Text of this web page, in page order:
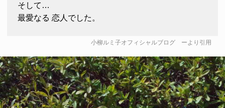
そして…
最愛なる 恋人でした。
小柳ルミ子オフィシャルブログーより引用